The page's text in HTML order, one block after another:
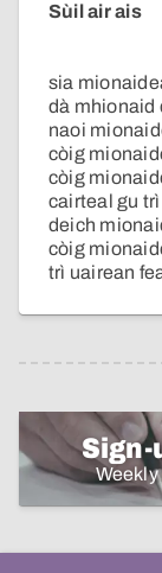
Sùil air ais
sia
dà mhionaid
naoi
còig
còig
cairteal gu trì
deich
còig
trì uairean